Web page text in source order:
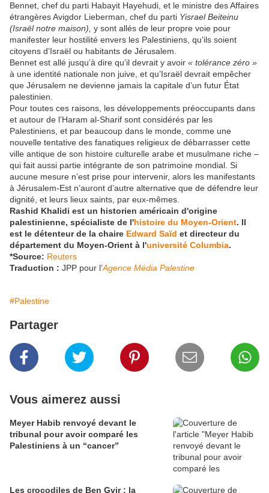
Bennet, chef du parti Habayit Hayehudi, et le ministre des Affaires
étrangères Avigdor Lieberman, chef du parti Yisrael Beiteinu
(Israël notre maison), y sont allés de leur propre voie pour
manifester leur hostilité envers les Palestiniens, qu’ils soient
citoyens d’Israël ou habitants de Jérusalem.
Bennet est allé jusqu’à dire qu’il devrait y avoir « tolérance zéro »
à une identité nationale non juive, et qu’Israël devrait empêcher
que Jérusalem ne devienne jamais la capitale d’un futur État
palestinien.
Pour toutes ces raisons, les développements préoccupants dans
et autour de l’Haram al-Sharif sont considérés par les
Palestiniens, et par beaucoup dans le monde, comme une
nouvelle tentative des fanatiques religieux de débarrasser cette
ville antique de son histoire culturelle arabe et musulmane riche –
qui fait aussi partie intégrante de son patrimoine mondial. Si
aucune mesure n’est prise pour intervenir, alors les manifestants
à Jérusalem-Est n’auront d’autre alternative que de défendre leur
dignité, et leurs lieux saints, par eux-mêmes.
Rashid Khalidi est un historien américain d'origine
palestinienne, spécialiste de l'histoire du Moyen-Orient. Il
est le détenteur de la chaire Edward Saïd et directeur du
département du Moyen-Orient à l'université Columbia.
*Source: Reuters
Traduction : JPP pour l’Agence Média Palestine
#Palestine
Partager
Vous aimerez aussi
Meyer Habib renvoyé devant le
tribunal pour avoir comparé les
Palestiniens à un “cancer”
Les crocodiles de Ben Gvir : la